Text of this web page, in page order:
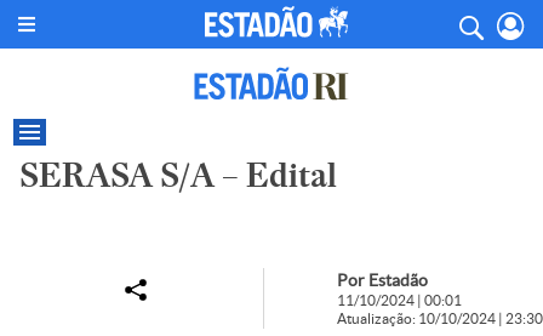
SERASA S/A – Edital
Por Estadão
11/10/2024 | 00:01
Atualização: 10/10/2024 | 23:30